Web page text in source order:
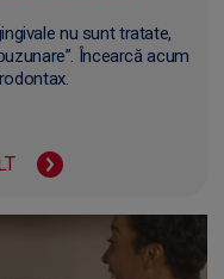
nu sunt tratate,
Încearcă acum